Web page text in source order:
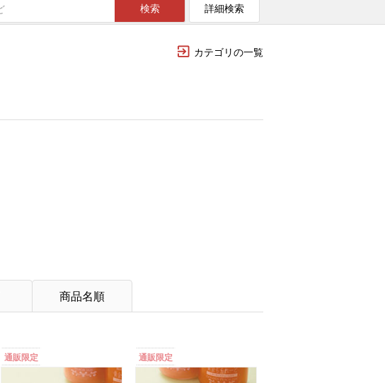
検索 詳細検索
カテゴリの一覧
商品名順
通販限定 通販限定